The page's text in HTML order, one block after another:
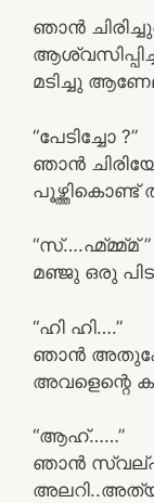
ഞാൻ
മടിച്ചു
“പേടിച്ചോ ?”
ഞാൻ
പൂഴ്ത്തികൊണ്ട്
“സ്….ഹ്മ്മ്മ്മ് ”
മഞ്ജു ഒരു
“ഹി ഹി….”
ഞാൻ
അവളെന്റെ
“ആഹ്……”
ഞാൻ